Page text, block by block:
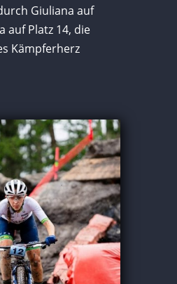
Giuliana auf
auf Platz 14, die
Kämpferherz